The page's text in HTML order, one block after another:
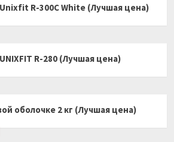
R-300C White (Лучшая цена)
R-280 (Лучшая цена)
оболочке 2 кг (Лучшая цена)